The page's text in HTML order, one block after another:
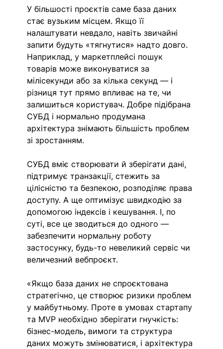
У більшості проєктів саме база даних
стає вузьким місцем. Якщо її
налаштувати невдало, навіть звичайні
запити будуть «тягнутися» надто довго.
Наприклад, у маркетплейсі пошук
товарів може виконуватися за
мілісекунди або за кілька секунд — і
різниця тут прямо впливає на те, чи
залишиться користувач. Добре підібрана
СУБД і нормально продумана
архітектура знімають більшість проблем
зі зростанням.
СУБД вміє створювати й зберігати дані,
підтримує транзакції, стежить за
цілісністю та безпекою, розподіляє права
доступу. А ще оптимізує швидкодію за
допомогою індексів і кешування. І, по
суті, все це зводиться до одного —
забезпечити нормальну роботу
застосунку, будь-то невеликий сервіс чи
величезний вебпроєкт.
«Якщо база даних не спроєктована
стратегічно, це створює ризики проблем
у майбутньому. Проте в умовах стартапу
та MVP необхідно зберігати гнучкість:
бізнес-модель, вимоги та структура
даних можуть змінюватися, і архітектура